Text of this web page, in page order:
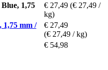
1,75
€ 27,49 (€ 27,49 /
kg)
mm /
€ 27,49
(€ 27,49 / kg)
€ 54,98